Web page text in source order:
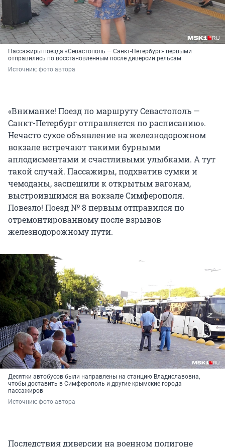
Пассажиры поезда «Севастополь — Санкт-Петербург» первыми
отправились по восстановленным после диверсии рельсам
Источник: фото автора
«Внимание! Поезд по маршруту Севастополь —
Санкт-Петербург отправляется по расписанию».
Нечасто сухое объявление на железнодорожном
вокзале встречают такими бурными
аплодисментами и счастливыми улыбками. А тут
такой случай. Пассажиры, подхватив сумки и
чемоданы, заспешили к открытым вагонам,
выстроившимся на вокзале Симферополя.
Повезло! Поезд № 8 первым отправился по
отремонтированному после взрывов
железнодорожному пути.
Десятки автобусов были направлены на станцию Владиславовна,
чтобы доставить в Симферополь и другие крымские города
пассажиров
Источник: фото автора
Последствия диверсии на военном полигоне